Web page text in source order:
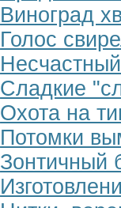
Виноград
Голос
Сладкие
Охота на
Потомки
Зонтичный